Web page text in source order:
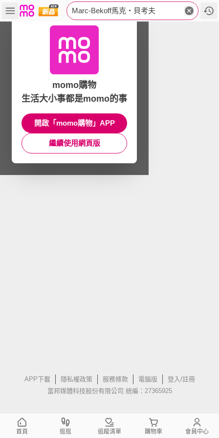
Marc-Bekoff馬克‧貝考夫
APP下載 隱私權政策 服務條款 電腦版
登入/註冊
富邦媒體科技股份有限公司 統編：27365925
momo購物
生活大小事都是momo的事
開啟「momo購物」APP
繼續使用網頁版
首頁 逛逛 追蹤清單 購物車 會員中心